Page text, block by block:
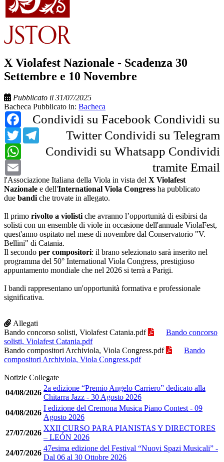
X Violafest Nazionale - Scadenza 30
Settembre e 10 Novembre
Pubblicato il 31/07/2025
Bacheca Pubblicato in: Bacheca
Condividi su Facebook
Facebook
Condividi su
Twitter
Twitter Condividi su Telegram
Telegram
Condividi su Whatsapp
WhatsApp
Condividi
tramite Email
l'Associazione Italiana della Viola in vista del X Violafest
Nazionale e dell'International Viola Congress ha pubblicato
due bandi che trovate in allegato.
Il primo rivolto a violisti che avranno l’opportunità di esibirsi da
solisti con un ensemble di viole in occasione dell'annuale ViolaFest,
quest'anno ospitato nel mese di novembre dal Conservatorio "V.
Bellini" di Catania.
Il secondo per compositori: il brano selezionato sarà inserito nel
programma del 50° International Viola Congress, prestigioso
appuntamento mondiale che nel 2026 si terrà a Parigi.
I bandi rappresentano un'opportunità formativa e professionale
significativa.
Allegati
Bando concorso solisti, Violafest Catania.pdf
Bando concorso
solisti, Violafest Catania.pdf
Bando compositori Archiviola, Viola Congress.pdf
Bando
compositori Archiviola, Viola Congress.pdf
Notizie Collegate
04/08/2026
2a edizione “Premio Angelo Carriero” dedicato alla
Chitarra Jazz - 30 Agosto 2026
04/08/2026
I edizione del Cremona Musica Piano Contest - 09
Agosto 2026
27/07/2026
XXII CURSO PARA PIANISTAS Y DIRECTORES
– LEÓN 2026
24/07/2026
47esima edizione del Festival “Nuovi Spazi Musicali” -
Dal 06 al 30 Ottobre 2026